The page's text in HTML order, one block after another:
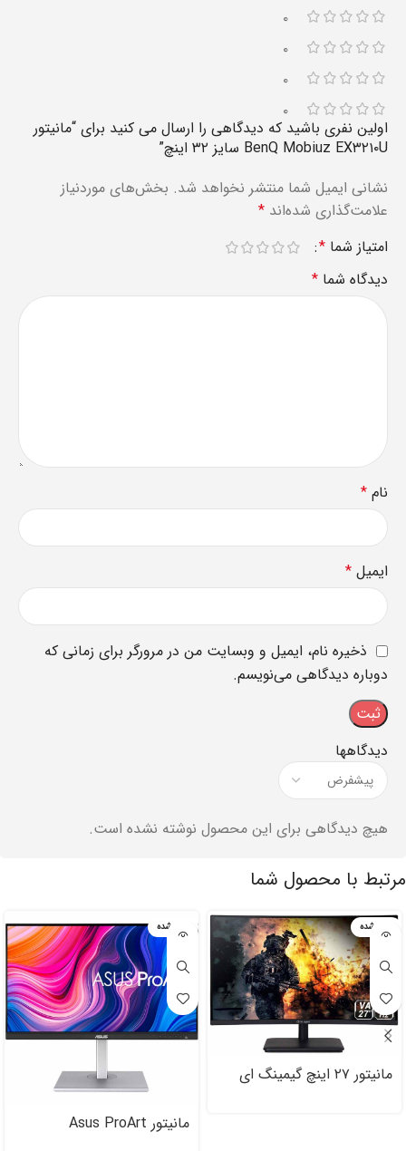
۰
۰
۰
۰
دیدگاهها
هیچ دیدگاهی برای این محصول نوشته نشده است.
اولین نفری باشید که دیدگاهی را ارسال می کنید برای “مانیتور
BenQ Mobiuz EX۳۲۱۰U سایز ۳۲ اینچ”
نشانی ایمیل شما منتشر نخواهد شد. بخش‌های موردنیاز
علامت‌گذاری شده‌اند *
امتیاز شما *
دیدگاه شما *
نام *
ایمیل *
ذخیره نام، ایمیل و وبسایت من در مرورگر برای زمانی که
دوباره دیدگاهی می‌نویسم.
مرتبط با محصول شما
تمام شده
مانیتور ۲۷ اینچ گیمینگ ای
تمام شده
مانیتور Asus ProArt